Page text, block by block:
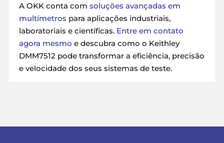
A OKK conta com soluções avançadas em
multímetros para aplicações industriais,
laboratoriais e científicas. Entre em contato
agora mesmo e descubra como o Keithley
DMM7512 pode transformar a eficiência, precisão
e velocidade dos seus sistemas de teste.